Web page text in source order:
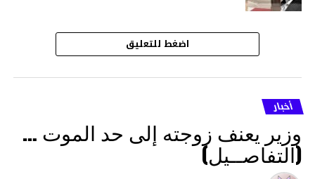
اضغط للتعليق
أخبار
وزير يعنف زوجته إلى حد الموت …
(التفاصــيل)